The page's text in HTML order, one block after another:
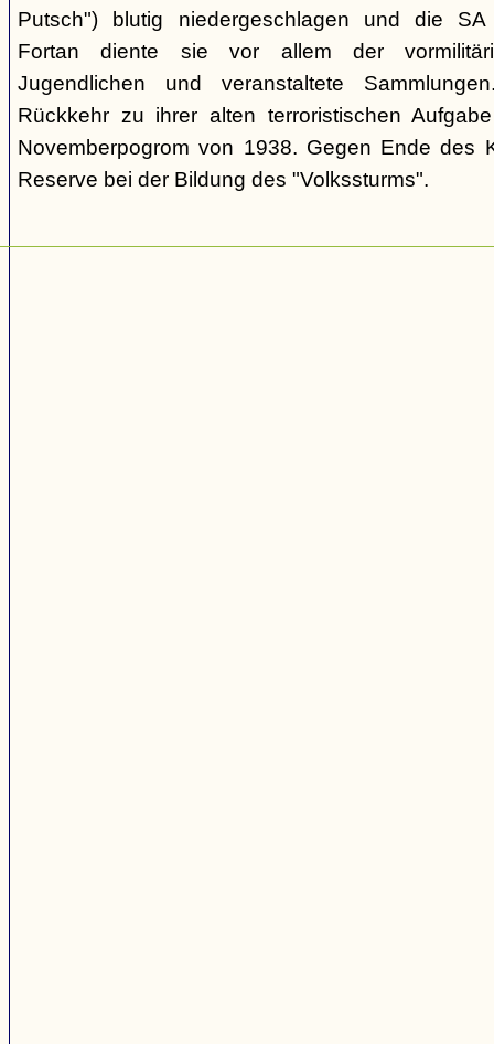
Putsch") blutig niedergeschlagen und die SA
Fortan diente sie vor allem der
Jugendlichen und veranstaltete
Rückkehr zu ihrer alten terroristischen
Novemberpogrom von 1938. Gegen Ende des
Reserve bei der Bildung des "Volkssturms".